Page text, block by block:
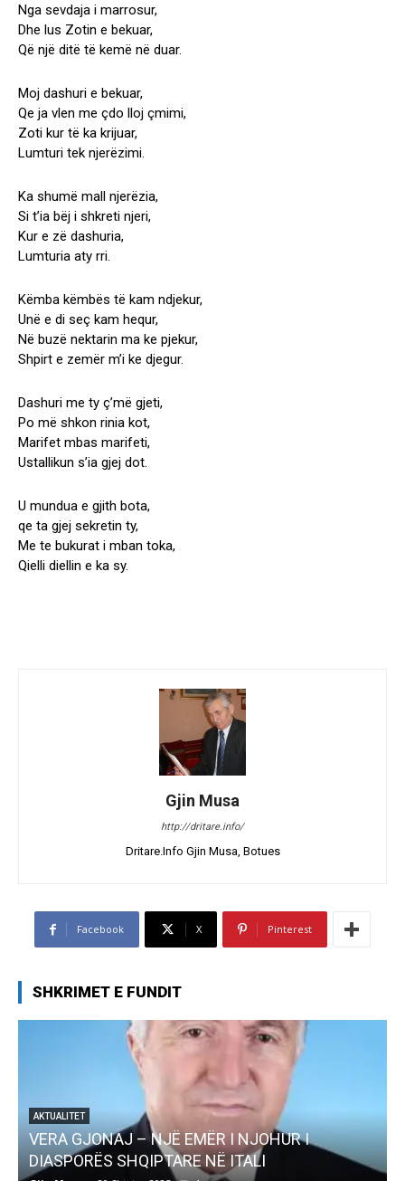
Nga sevdaja i marrosur,
Dhe lus Zotin e bekuar,
Që një ditë të kemë në duar.
Moj dashuri e bekuar,
Qe ja vlen me çdo lloj çmimi,
Zoti kur të ka krijuar,
Lumturi tek njerëzimi.
Ka shumë mall njerëzia,
Si t’ia bëj i shkreti njeri,
Kur e zë dashuria,
Lumturia aty rri.
Këmba këmbës të kam ndjekur,
Unë e di seç kam hequr,
Në buzë nektarin ma ke pjekur,
Shpirt e zemër m’i ke djegur.
Dashuri me ty ç’më gjeti,
Po më shkon rinia kot,
Marifet mbas marifeti,
Ustallikun s’ia gjej dot.
U mundua e gjith bota,
qe ta gjej sekretin ty,
Me te bukurat i mban toka,
Qielli diellin e ka sy.
Gjin Musa
http://dritare.info/
Dritare.Info Gjin Musa, Botues
Facebook X Pinterest
SHKRIMET E FUNDIT
AKTUALITET
Pregaditi Gjin Musa-Rome- Shtator 2025